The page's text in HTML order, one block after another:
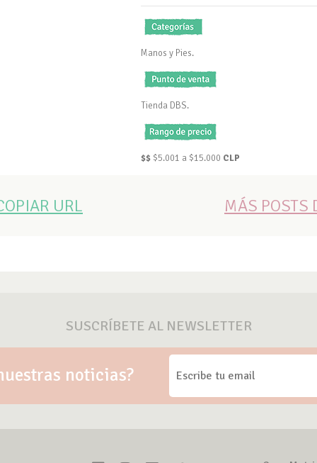
Manos y Pies.
Tienda DBS.
$$$5.001 a $15.000 CLP
URL MÁS POSTS
SUSCRÍBETE AL NEWSLETTER
noticias?